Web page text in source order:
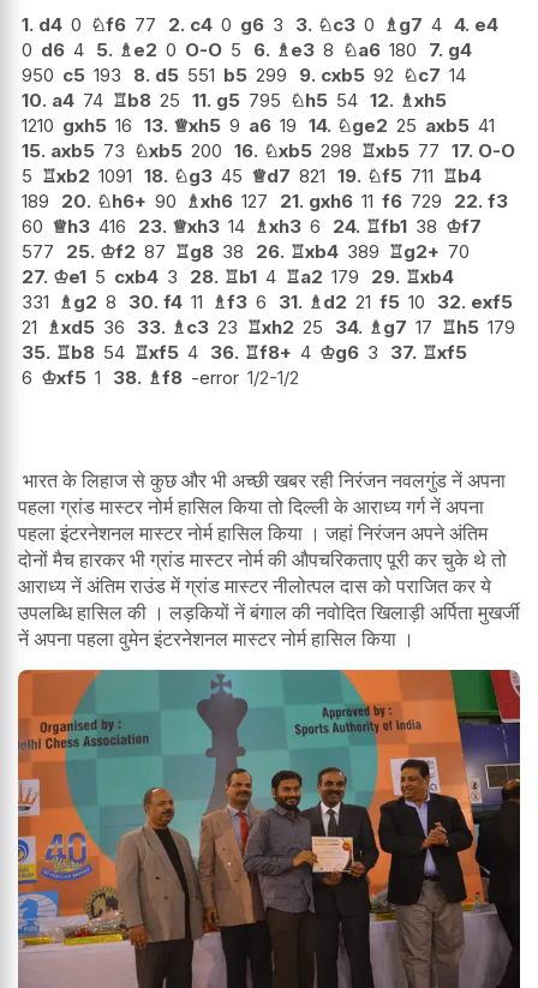
1. d4 0 ♘f6 77 2. c4 0 g6 3 3. ♘c3 0 ♗ g7 4 4. e4
0 d6 4 5. ♗ e2 0 O-O 5 6. ♗ e3 8 ♘a6 180 7. g4
950 c5 193 8. d5 551 b5 299 9. cxb5 92 ♘c7 14
10. a4 74 ♖b8 25 11. g5 795 ♘h5 54 12. ♗xh5
1210 gxh5 16 13. ♕xh5 9 a6 19 14. ♘ge2 25 axb5 41
15. axb5 73 ♘xb5 200 16. ♘xb5 298 ♖xb5 77 17. O-O
5 ♖xb2 1091 18. ♘g3 45 ♕d7 821 19. ♘f5 711 ♖b4
189
20. ♘h6+ 90 ♗xh6 127 21. gxh6 11 f6 729 22. f3
60 ♕h3 416 23. ♕xh3 14 ♗xh3 6 24. ♖fb1 38 ♔f7
577
25. ♔f2 87 ♖g8 38 26. ♖xb4 389 ♖g2+ 70
27. ♔e1 5 cxb4 3 28. ♖b1 4 ♖a2 179 29. ♖xb4
331
♗ g2 8 30. f4 11 ♗f3 6 31. ♗ d2 21 f5 10 32. exf5
21
♗xd5 36 33. ♗ c3 23 ♖xh2 25 34. ♗ g7 17 ♖h5 179
35. ♖b8 54 ♖xf5 4 36. ♖f8+ 4 ♔g6 3 37. ♖xf5
6 ♔xf5 1 38. ♗f8 -error 1/2-1/2
भारत के लिहाज से कुछ और भी अच्छी खबर रही निरंजन नवलगुंड नें अपना
पहला ग्रांड मास्टर नोर्म हासिल किया तो दिल्ली के आराध्य गर्ग नें अपना
पहला इंटरनेशनल मास्टर नोर्म हासिल किया । जहां निरंजन अपने अंतिम
दोनों मैच हारकर भी ग्रांड मास्टर नोर्म की औपचरिकताए पूरी कर चुके थे तो
आराध्य नें अंतिम राउंड में ग्रांड मास्टर नीलोत्पल दास को पराजित कर ये
उपलब्धि हासिल की । लड़कियों नें बंगाल की नवोदित खिलाड़ी अर्पिता मुखर्जी
नें अपना पहला वुमेन इंटरनेशनल मास्टर नोर्म हासिल किया ।